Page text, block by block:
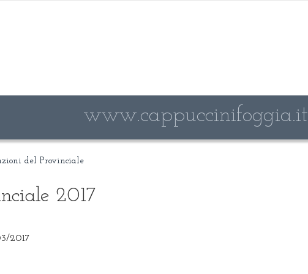
www.cappuccinifoggia.it
del Provinciale
2017
2017